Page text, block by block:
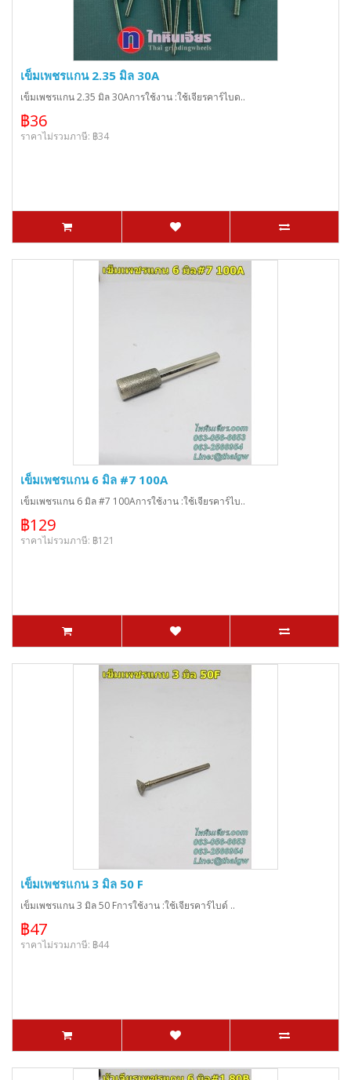
เข็มเพชรแกน 2.35 มิล 30A
เข็มเพชรแกน 2.35 มิล 30Aการใช้งาน :ใช้เจียรคาร์ไบด..
฿36
ราคาไม่รวมภาษี: ฿34
เข็มเพชรแกน 6 มิล #7 100A
เข็มเพชรแกน 6 มิล #7 100Aการใช้งาน :ใช้เจียรคาร์ไบ..
฿129
ราคาไม่รวมภาษี: ฿121
เข็มเพชรแกน 3 มิล 50 F
เข็มเพชรแกน 3 มิล 50 Fการใช้งาน :ใช้เจียรคาร์ไบด์ ..
฿47
ราคาไม่รวมภาษี: ฿44